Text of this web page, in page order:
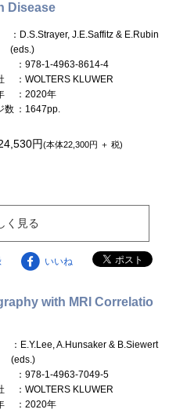
Disease
：D.S.Strayer, J.E.Saffitz & E.Rubin
(eds.)
：978-1-4963-8614-4
：WOLTERS KLUWER
：2020年
数 ：1647pp.
円(本体22,300円 ＋ 税)
く見る
いいね
with MRI Correlatio
：E.Y.Lee, A.Hunsaker & B.Siewert
(eds.)
：978-1-4963-7049-5
：WOLTERS KLUWER
：2020年